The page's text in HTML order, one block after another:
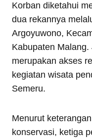
Korban diketahui
dua rekannya
Argoyuwono,
Kabupaten
merupakan akses
kegiatan wisata
Semeru.
Menurut
konservasi, ketiga